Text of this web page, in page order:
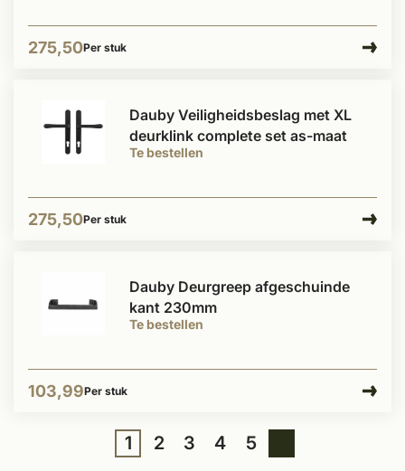
275,50Per stuk
Te bestellen
Dauby Veiligheidsbeslag met XL
deurklink complete set as-maat
275,50Per stuk
Te bestellen
Dauby Deurgreep afgeschuinde
kant 230mm
103,99Per stuk
1 2 3 4 5